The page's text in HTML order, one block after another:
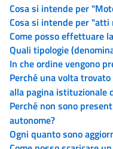
Cosa si intende per
Cosa si intende per "atti
Come posso effettuare
Quali tipologie
In che ordine vengono
Perché una volta
alla pagina istituzionale
Perché non sono
autonome?
Ogni quanto sono